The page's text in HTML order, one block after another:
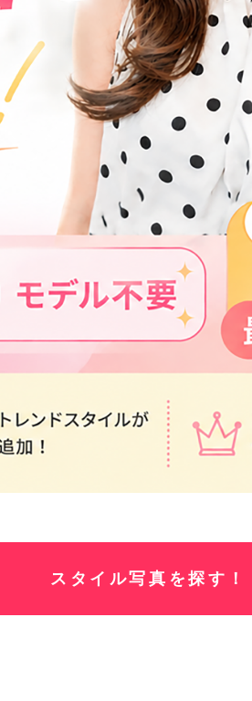
スタイル写真を探す！